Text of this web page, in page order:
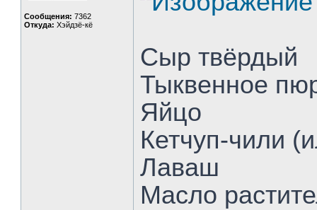
Сообщения: 7362
Откуда: Хэйдзё-кё
Сыр твёрдый
Тыквенное
Яйцо
Кетчуп-чили
Лаваш
Масло